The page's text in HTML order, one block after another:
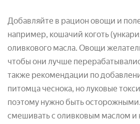
Добавляйте в рацион овощи и
например, кошачий коготь
оливкового масла. Овощи
чтобы они лучше
также рекомендации по
питомца чеснока, но луковые
поэтому нужно быть
смешивать с оливковым маслом и